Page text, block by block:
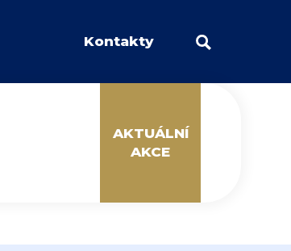
Kontakty
AKTUÁLNÍ
AKCE